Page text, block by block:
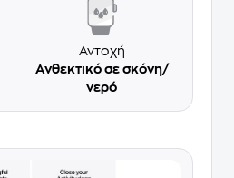
Αντοχή
Ανθεκτικό σε σκόνη/
νερό